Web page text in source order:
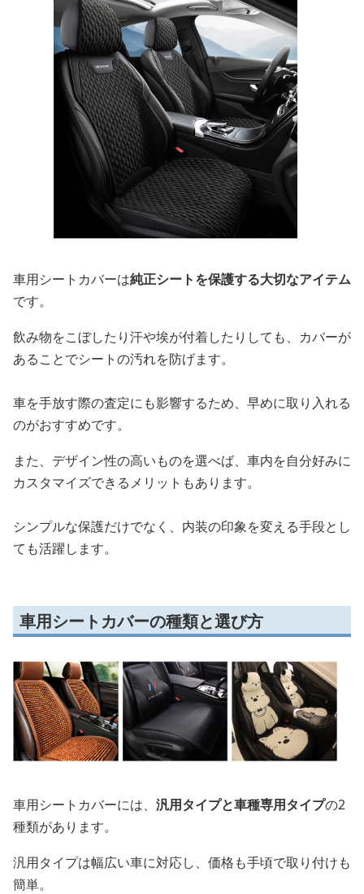
車用シートカバーは純正シートを保護する大切なアイテム
です。
飲み物をこぼしたり汗や埃が付着したりしても、カバーが
あることでシートの汚れを防げます。
車を手放す際の査定にも影響するため、早めに取り入れる
のがおすすめです。
また、デザイン性の高いものを選べば、車内を自分好みに
カスタマイズできるメリットもあります。
シンプルな保護だけでなく、内装の印象を変える手段とし
ても活躍します。
車用シートカバーの種類と選び方
車用シートカバーには、 汎用タイプと車種専用タイプの2
種類があります。
汎用タイプは幅広い車に対応し、価格も手頃で取り付けも
簡単。